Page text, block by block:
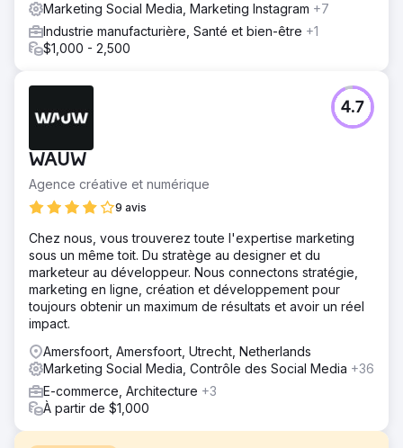
Marketing Social Media, Marketing Instagram +7
Industrie manufacturière, Santé et bien-être +1
$1,000 - 2,500
WAUW
Agence créative et numérique
9 avis
4.7
Chez nous, vous trouverez toute l'expertise marketing
sous un même toit. Du stratège au designer et du
marketeur au développeur. Nous connectons stratégie,
marketing en ligne, création et développement pour
toujours obtenir un maximum de résultats et avoir un réel
impact.
Amersfoort, Amersfoort, Utrecht, Netherlands
Marketing Social Media, Contrôle des Social Media +36
E-commerce, Architecture +3
À partir de $1,000